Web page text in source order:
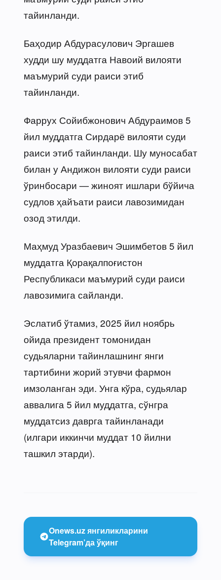
тайинланди.
Баҳодир Абдурасулович Эргашев
худди шу муддатга Навоий вилояти
маъмурий суди раиси этиб
тайинланди.
Фаррух Сойибжонович Абдураимов 5
йил муддатга Сирдарё вилояти суди
раиси этиб тайинланди. Шу муносабат
билан у Андижон вилояти суди раиси
ўринбосари — жиноят ишлари бўйича
судлов ҳайъати раиси лавозимидан
озод этилди.
Маҳмуд Уразбаевич Эшимбетов 5 йил
муддатга Қорақалпоғистон
Республикаси маъмурий суди раиси
лавозимига сайланди.
Эслатиб ўтамиз, 2025 йил ноябрь
ойида президент томонидан
судьяларни тайинлашнинг янги
тартибини жорий этувчи фармон
имзоланган эди. Унга кўра, судьялар
аввалига 5 йил муддатга, сўнгра
муддатсиз даврга тайинланади
(илгари иккинчи муддат 10 йилни
ташкил этарди).
Onews.uz янгиликларини
Telegram’да ўқинг